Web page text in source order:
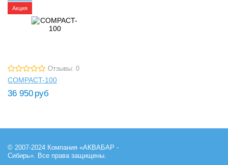
Акция
Отзывы: 0
COMPACT-100
36 950 руб
© 2007-2024 Компания «АКВАБАР -
Сибирь». Все права защищены.